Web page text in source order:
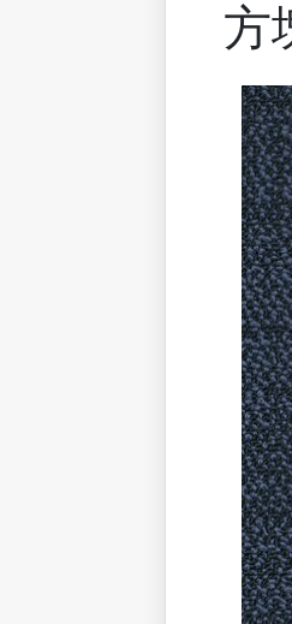
方